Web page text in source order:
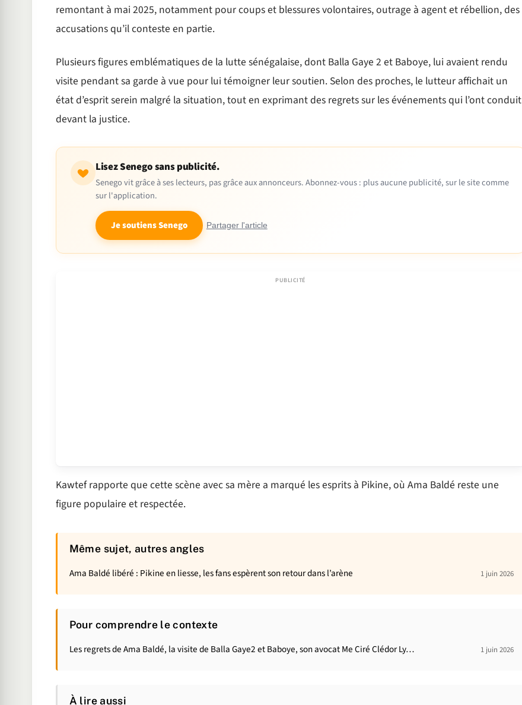
remontant à mai 2025, notamment pour coups et blessures volontaires, outrage à agent et rébellion, des
accusations qu’il conteste en partie.
Plusieurs figures emblématiques de la lutte sénégalaise, dont Balla Gaye 2 et Baboye, lui avaient rendu
visite pendant sa garde à vue pour lui témoigner leur soutien. Selon des proches, le lutteur affichait un
état d’esprit serein malgré la situation, tout en exprimant des regrets sur les événements qui l’ont conduit
devant la justice.
Lisez Senego sans publicité.
Senego vit grâce à ses lecteurs, pas grâce aux annonceurs. Abonnez-vous : plus aucune publicité, sur le site comme
sur l'application.
Je soutiens Senego Partager l'article
Kawtef rapporte que cette scène avec sa mère a marqué les esprits à Pikine, où Ama Baldé reste une
figure populaire et respectée.
Même sujet, autres angles
Ama Baldé libéré : Pikine en liesse, les fans espèrent son retour dans l’arène 1 juin 2026
Pour comprendre le contexte
Les regrets de Ama Baldé, la visite de Balla Gaye2 et Baboye, son avocat Me Ciré Clédor Ly… 1 juin 2026
À lire aussi